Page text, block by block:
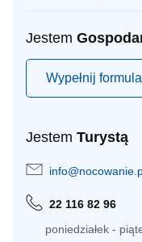
Jestem
Wypełnij
Jestem Turystą
22 116 82 96
poniedziałek -